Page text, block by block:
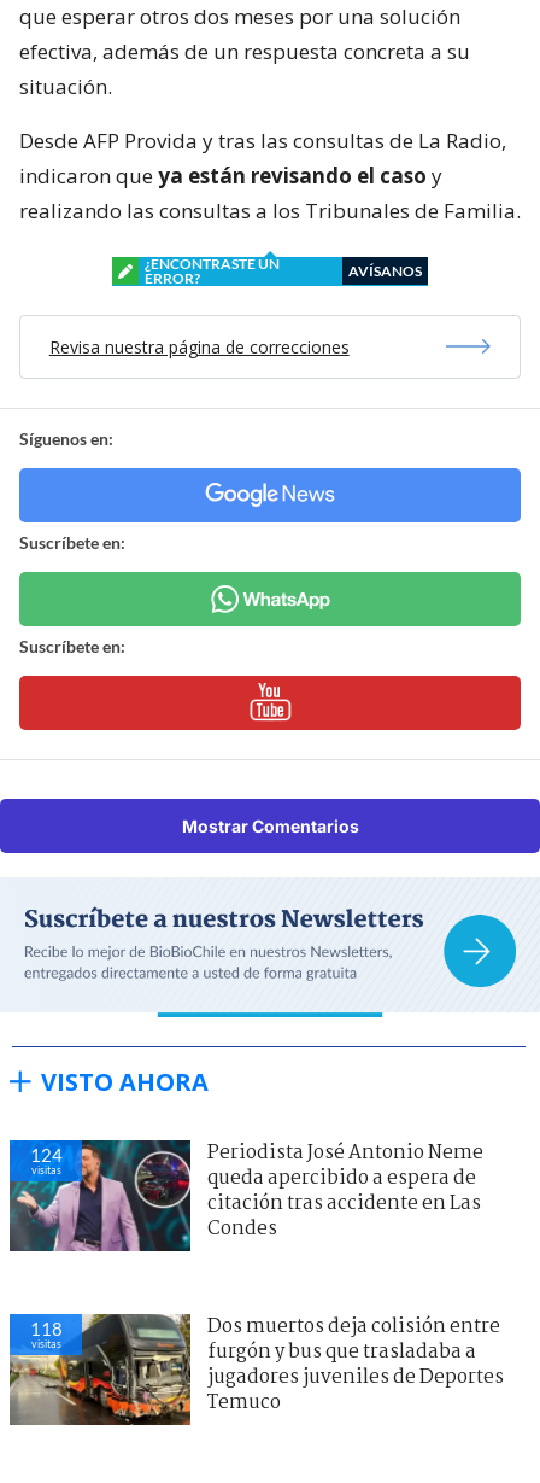
que esperar otros dos meses por una solución
efectiva, además de un respuesta concreta a su
situación.
Desde AFP Provida y tras las consultas de La Radio,
indicaron queya están revisando el caso y
realizando las consultas a los Tribunales de Familia.
¿ENCONTRASTE UN
ERROR?
AVÍSANOS
Revisa nuestra página de correcciones
Síguenos en:
Suscríbete en:
Suscríbete en:
Mostrar Comentarios
VISTO AHORA
124
visitas
Periodista José Antonio Neme
queda apercibido a espera de
citación tras accidente en Las
Condes
118
visitas
Dos muertos deja colisión entre
furgón y bus que trasladaba a
jugadores juveniles de Deportes
Temuco